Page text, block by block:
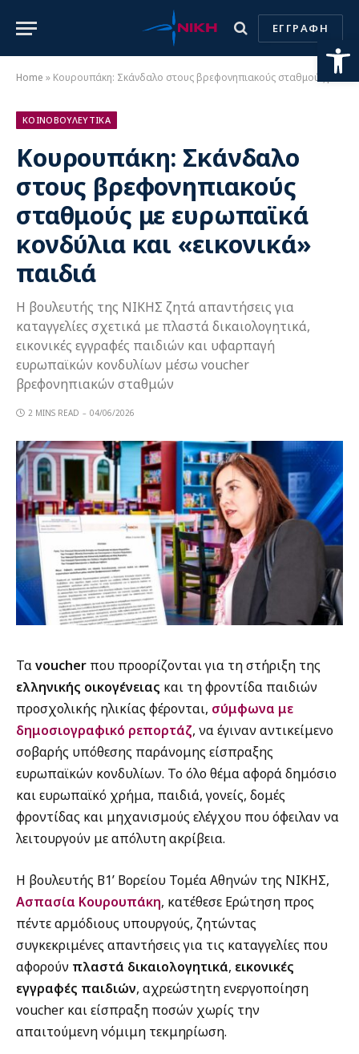
ΕΓΓΡΑΦΗ
Home » Κουρουπάκη: Σκάνδαλο στους βρεφονηπιακούς σταθμούς με ευρωπαϊκά κονδύλια και «εικονικά» παιδιά
ΚΟΙΝΟΒΟΥΛΕΥΤΙΚΑ
Κουρουπάκη: Σκάνδαλο
στους βρεφονηπιακούς
σταθμούς με ευρωπαϊκά
κονδύλια και «εικονικά»
παιδιά
Η βουλευτής της ΝΙΚΗΣ ζητά απαντήσεις για
καταγγελίες σχετικά με πλαστά δικαιολογητικά,
εικονικές εγγραφές παιδιών και υφαρπαγή
ευρωπαϊκών κονδυλίων μέσω voucher
βρεφονηπιακών σταθμών
2 MINS READ 04/06/2026
Ταvoucher που προορίζονται για τη στήριξη της
ελληνικής οικογένειας και τη φροντίδα παιδιών
προσχολικής ηλικίας φέρονται, σύμφωνα με
δημοσιογραφικό ρεπορτάζ, να έγιναν αντικείμενο
σοβαρής υπόθεσης παράνομης είσπραξης
ευρωπαϊκών κονδυλίων. Το όλο θέμα αφορά δημόσιο
και ευρωπαϊκό χρήμα, παιδιά, γονείς, δομές
φροντίδας και μηχανισμούς ελέγχου που όφειλαν να
λειτουργούν με απόλυτη ακρίβεια.
Η βουλευτής Β1’ Βορείου Τομέα Αθηνών της ΝΙΚΗΣ,
Ασπασία Κουρουπάκη, κατέθεσε Ερώτηση προς
πέντε αρμόδιους υπουργούς, ζητώντας
συγκεκριμένες απαντήσεις για τις καταγγελίες που
αφορούν πλαστά δικαιολογητικά, εικονικές
εγγραφές παιδιών, αχρεώστητη ενεργοποίηση
voucher και είσπραξη ποσών χωρίς την
απαιτούμενη νόμιμη τεκμηρίωση.